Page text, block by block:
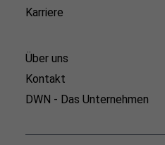
Karriere
Über uns
Kontakt
DWN - Das Unternehmen